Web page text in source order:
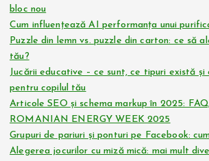
bloc nou
Cum influențează AI performanța unui
Puzzle din lemn vs. puzzle din carton: ce să
tău?
Jucării educative – ce sunt, ce tipuri există și
pentru copilul tău
Articole SEO și schema markup în 2025:
ROMANIAN ENERGY WEEK 2025
Grupuri de pariuri și ponturi pe Facebook:
Alegerea jocurilor cu miză mică: mai mult